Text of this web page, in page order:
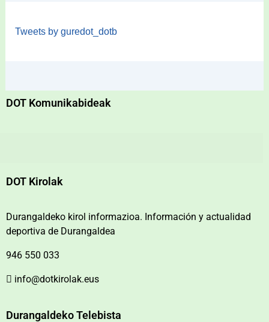
Tweets by guredot_dotb
DOT Komunikabideak
DOT Kirolak
Durangaldeko kirol informazioa. Información y actualidad
deportiva de Durangaldea
946 550 033
info@dotkirolak.eus
Durangaldeko Telebista